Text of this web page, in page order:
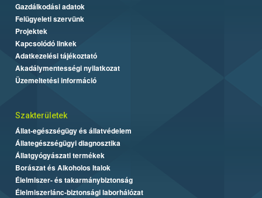
Gazdálkodási adatok
Felügyeleti szervünk
Projektek
Kapcsolódó linkek
Adatkezelési tájékoztató
Akadálymentességi nyilatkozat
Üzemeltetési információ
Szakterületek
Állat-egészségügy és állatvédelem
Állategészségügyi diagnosztika
Állatgyógyászati termékek
Borászat és Alkoholos Italok
Élelmiszer- és takarmánybiztonság
Élelmiszerlánc-biztonsági laborhálózat